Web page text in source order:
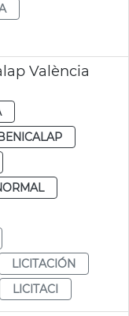
València
LICITACIÓN
LICITACI